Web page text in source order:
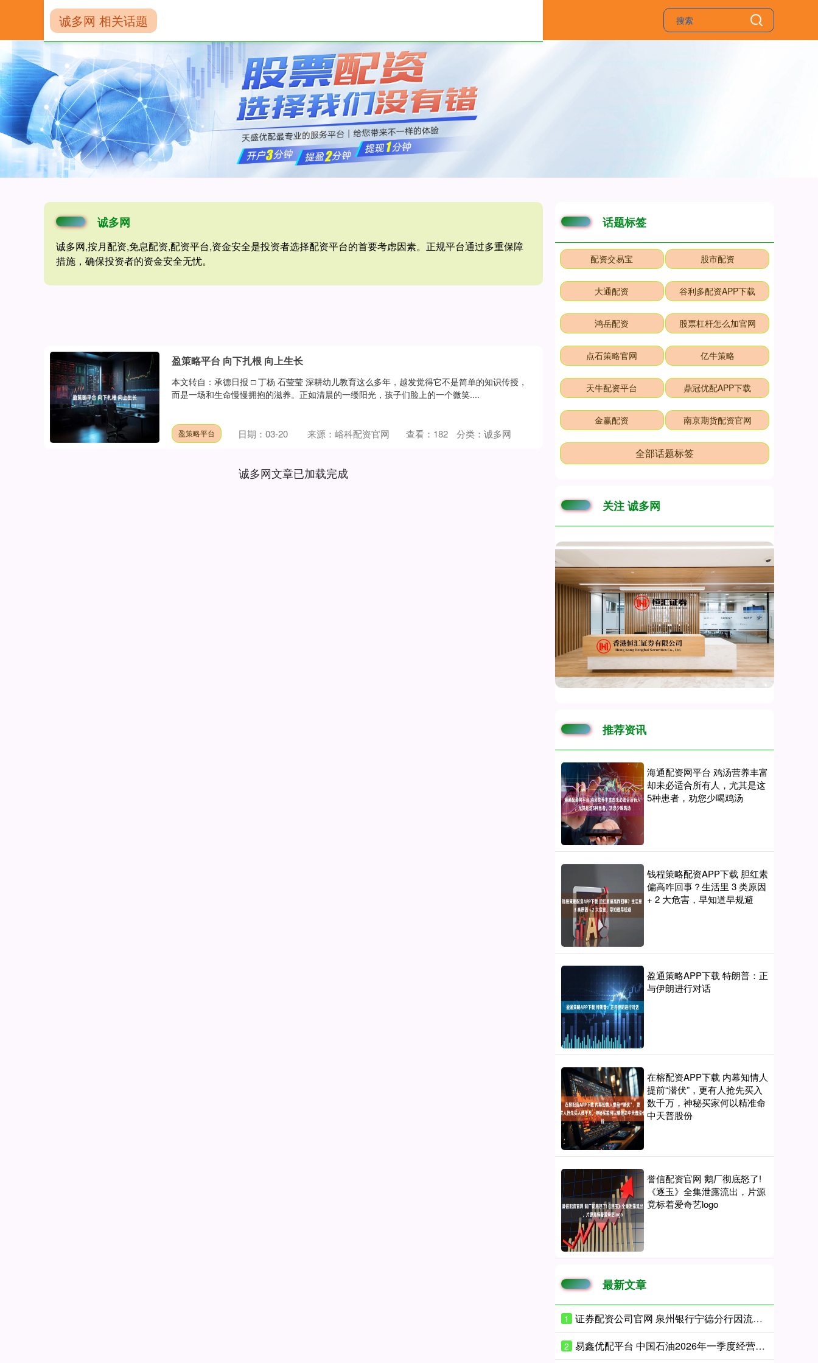
诚多网
诚多网,按月配资,免息配资,配资平台,资金安全是投资者选择配资平台的首要考虑因素。正规平台通过多重保障
措施，确保投资者的资金安全无忧。
诚多网 相关话题
盈策略平台 向下扎根 向上生长
本文转自：承德日报 □ 丁杨 石莹莹 深耕幼儿教育这么多年，越发觉得它不是简单的知识传授，
而是一场和生命慢慢拥抱的滋养。正如清晨的一缕阳光，孩子们脸上的一个微笑....
盈策略平台 日期：03-20 来源：峪科配资官网 查看： 182 分类： 诚多网
诚多网文章已加载完成
话题标签
配资交易宝 股市配资
大通配资 谷利多配资APP下载
鸿岳配资 股票杠杆怎么加官网
点石策略官网 亿牛策略
天牛配资平台 鼎冠优配APP下载
金赢配资 南京期货配资官网
全部话题标签
关注 诚多网
推荐资讯
海通配资网平台 鸡汤营养丰富
却未必适合所有人，尤其是这
5种患者，劝您少喝鸡汤
钱程策略配资APP下载 胆红素
偏高咋回事？生活里 3 类原因
+ 2 大危害，早知道早规避
盈通策略APP下载 特朗普：正
与伊朗进行对话
在榕配资APP下载 内幕知情人
提前“潜伏”，更有人抢先买入
数千万，神秘买家何以精准命
中天普股份
誉信配资官网 鹅厂彻底怒了!
《逐玉》全集泄露流出，片源
竟标着爱奇艺logo
最新文章
1 证券配资公司官网 泉州银行宁德分行因流动资金贷款管理不到位等被罚款115万元
2 易鑫优配平台 中国石油2026年一季度经营业绩创历史新高 实现“十五五”良好开局